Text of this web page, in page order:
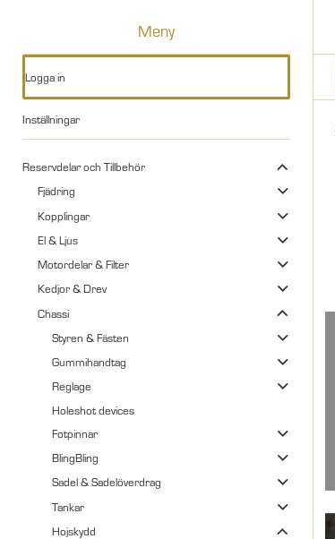
Meny
Logga in
Inställningar
Reservdelar och Tillbehör
Fjädring
Kopplingar
El & Ljus
Motordelar & Filter
Kedjor & Drev
Chassi
Styren & Fästen
Gummihandtag
Reglage
Holeshot devices
Fotpinnar
BlingBling
Sadel & Sadelöverdrag
Tankar
Hojskydd